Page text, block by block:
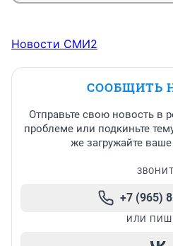
Новости СМИ2
СООБЩИТЬ
Отправьте свою новость в
проблеме или подкиньте
же загружайте
+7 (965)
ИЛИ